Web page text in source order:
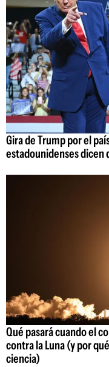
Gira de Trump por el
estadounidenses dicen
Qué pasará cuando el
contra la Luna (y por
ciencia)